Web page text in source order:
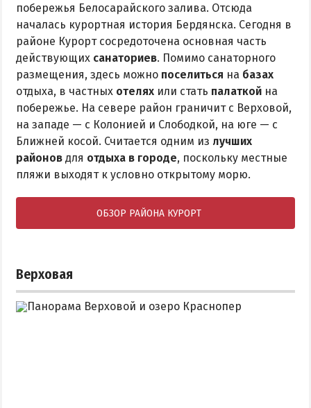
побережья Белосарайского залива. Отсюда
началась курортная история Бердянска. Сегодня в
районе Курорт сосредоточена основная часть
действующих санаториев. Помимо санаторного
размещения, здесь можно поселиться на базах
отдыха, в частных отелях или стать палаткой на
побережье. На севере район граничит с Верховой,
на западе — с Колонией и Слободкой, на юге — с
Ближней косой. Считается одним из лучших
районов для отдыха в городе, поскольку местные
пляжи выходят к условно открытому морю.
ОБЗОР РАЙОНА КУРОРТ
Верховая